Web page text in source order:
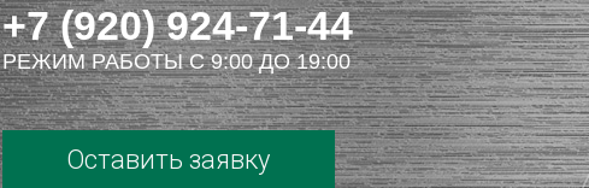
+7 (920) 924-71-44
РЕЖИМ РАБОТЫ С 9:00 ДО 19:00
Оставить заявку